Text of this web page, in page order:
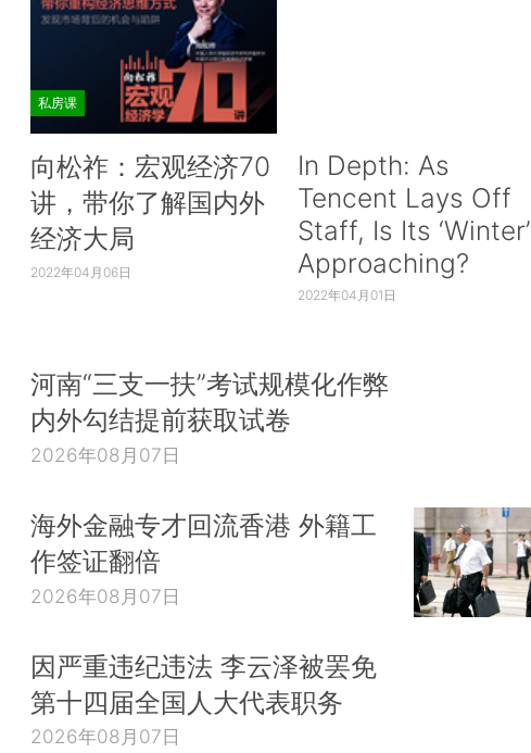
私房课
向松祚：宏观经济70
讲，带你了解国内外
经济大局
2022年04月06日
In Depth: As
Tencent Lays Off
Staff, Is Its ‘Winter’
Approaching?
2022年04月01日
河南“三支一扶”考试规模化作弊
内外勾结提前获取试卷
2026年08月07日
海外金融专才回流香港 外籍工
作签证翻倍
2026年08月07日
因严重违纪违法 李云泽被罢免
第十四届全国人大代表职务
2026年08月07日